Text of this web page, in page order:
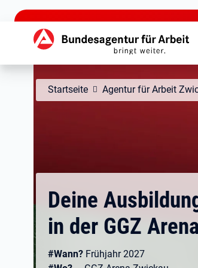
zu den Hauptinhalten springen
Hauptnavigation
Startseite Agentur für Arbeit
Deine
in der GGZ
#Wann? Frühjahr 2027